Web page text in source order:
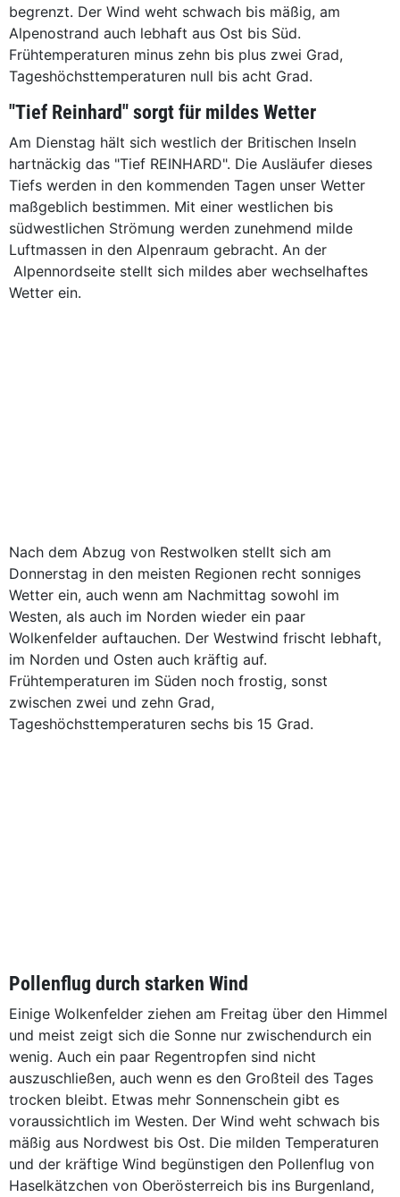
begrenzt. Der Wind weht schwach bis mäßig, am
Alpenostrand auch lebhaft aus Ost bis Süd.
Frühtemperaturen minus zehn bis plus zwei Grad,
Tageshöchsttemperaturen null bis acht Grad.
"Tief Reinhard" sorgt für mildes Wetter
Am Dienstag hält sich westlich der Britischen Inseln
hartnäckig das "Tief REINHARD". Die Ausläufer dieses
Tiefs werden in den kommenden Tagen unser Wetter
maßgeblich bestimmen. Mit einer westlichen bis
südwestlichen Strömung werden zunehmend milde
Luftmassen in den Alpenraum gebracht. An der
Alpennordseite stellt sich mildes aber wechselhaftes
Wetter ein.
Nach dem Abzug von Restwolken stellt sich am
Donnerstag in den meisten Regionen recht sonniges
Wetter ein, auch wenn am Nachmittag sowohl im
Westen, als auch im Norden wieder ein paar
Wolkenfelder auftauchen. Der Westwind frischt lebhaft,
im Norden und Osten auch kräftig auf.
Frühtemperaturen im Süden noch frostig, sonst
zwischen zwei und zehn Grad,
Tageshöchsttemperaturen sechs bis 15 Grad.
Pollenflug durch starken Wind
Einige Wolkenfelder ziehen am Freitag über den Himmel
und meist zeigt sich die Sonne nur zwischendurch ein
wenig. Auch ein paar Regentropfen sind nicht
auszuschließen, auch wenn es den Großteil des Tages
trocken bleibt. Etwas mehr Sonnenschein gibt es
voraussichtlich im Westen. Der Wind weht schwach bis
mäßig aus Nordwest bis Ost. Die milden Temperaturen
und der kräftige Wind begünstigen den Pollenflug von
Haselkätzchen von Oberösterreich bis ins Burgenland,